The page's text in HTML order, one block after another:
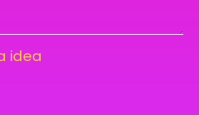
idea